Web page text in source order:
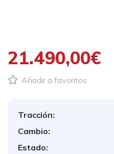
21.490,00€
Añadir a favoritos
Tracción:
Cambio:
Estado: